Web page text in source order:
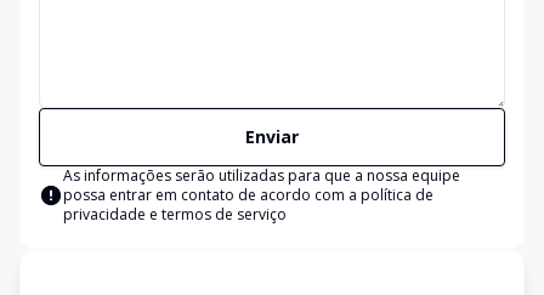
Enviar
As informações serão utilizadas para que a nossa equipe
possa entrar em contato de acordo com a política de
privacidade e termos de serviço